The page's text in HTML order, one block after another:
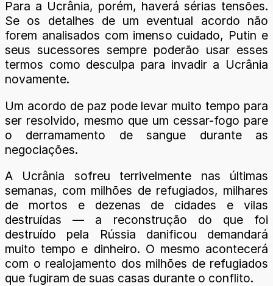
Para a Ucrânia, porém, haverá sérias tensões.
Se os detalhes de um eventual acordo não
forem analisados com imenso cuidado, Putin e
seus sucessores sempre poderão usar esses
termos como desculpa para invadir a Ucrânia
novamente.
Um acordo de paz pode levar muito tempo para
ser resolvido, mesmo que um cessar-fogo pare
o derramamento de sangue durante as
negociações.
A Ucrânia sofreu terrivelmente nas últimas
semanas, com milhões de refugiados, milhares
de mortos e dezenas de cidades e vilas
destruídas — a reconstrução do que foi
destruído pela Rússia danificou demandará
muito tempo e dinheiro. O mesmo acontecerá
com o realojamento dos milhões de refugiados
que fugiram de suas casas durante o conflito.